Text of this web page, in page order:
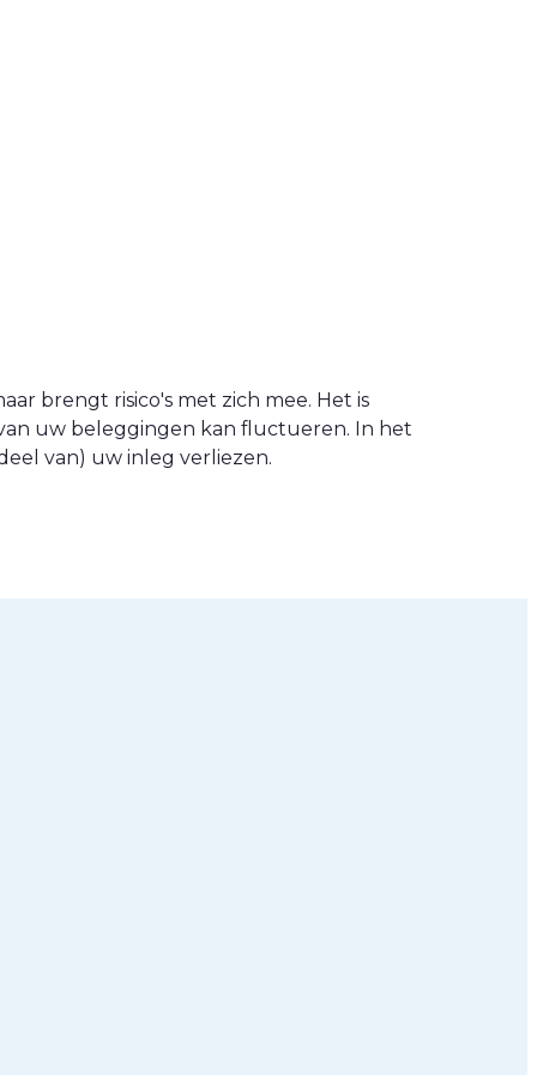
brengt risico's met zich mee. Het is
uw beleggingen kan fluctueren. In het
van) uw inleg verliezen.